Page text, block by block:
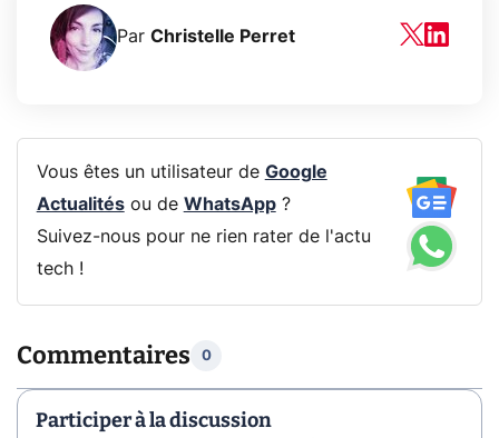
Par Christelle Perret
Vous êtes un utilisateur de Google
Actualitésou de WhatsApp?
Suivez-nous pour ne rien rater de l'actu
tech !
Commentaires 0
Participer à la discussion